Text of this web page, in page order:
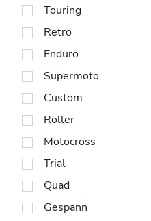
Touring
Retro
Enduro
Supermoto
Custom
Roller
Motocross
Trial
Quad
Gespann